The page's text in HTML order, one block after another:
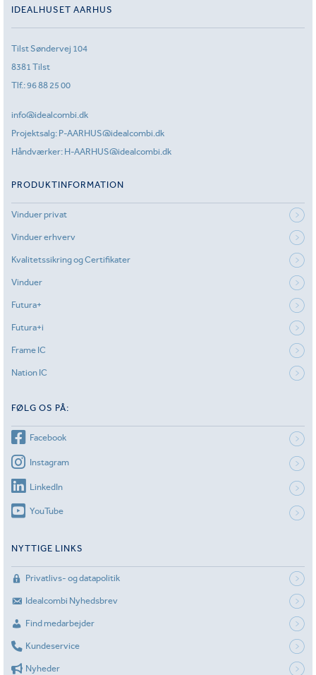
IDEALHUSET AARHUS
Tilst Søndervej 104
8381 Tilst
Tlf.:96 88 25 00
info@idealcombi.dk
Projektsalg: P-AARHUS@idealcombi.dk
Håndværker: H-AARHUS@idealcombi.dk
PRODUKTINFORMATION
Vinduer privat
Vinduer erhverv
Kvalitetssikring og Certifikater
Vinduer
Futura+
Futura+i
Frame IC
Nation IC
FØLG OS PÅ:
Facebook
Instagram
LinkedIn
YouTube
NYTTIGE LINKS
Privatlivs- og datapolitik
Idealcombi Nyhedsbrev
Find medarbejder
Kundeservice
Nyheder